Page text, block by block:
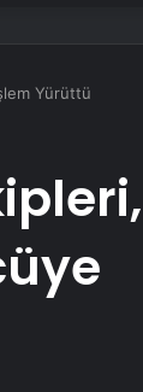
Yürüttü